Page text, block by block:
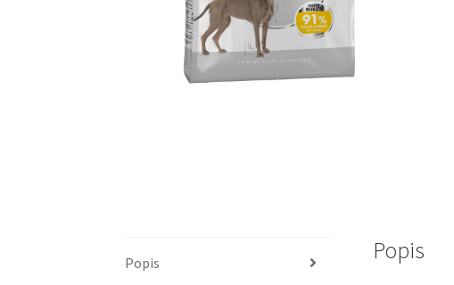
Popis Popis